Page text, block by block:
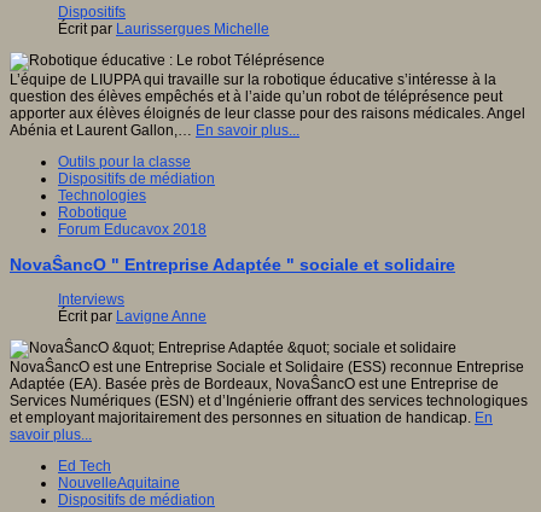
Dispositifs
Écrit par Laurissergues Michelle
L’équipe de LIUPPA qui travaille sur la robotique éducative s’intéresse à la
question des élèves empêchés et à l’aide qu’un robot de téléprésence peut
apporter aux élèves éloignés de leur classe pour des raisons médicales. Angel
Abénia et Laurent Gallon,… En savoir plus...
Outils pour la classe
Dispositifs de médiation
Technologies
Robotique
Forum Educavox 2018
NovaŜancO " Entreprise Adaptée " sociale et solidaire
Interviews
Écrit par Lavigne Anne
NovaŜancO est une Entreprise Sociale et Solidaire (ESS) reconnue Entreprise
Adaptée (EA). Basée près de Bordeaux, NovaŜancO est une Entreprise de
Services Numériques (ESN) et d’Ingénierie offrant des services technologiques
et employant majoritairement des personnes en situation de handicap. En
savoir plus...
Ed Tech
NouvelleAquitaine
Dispositifs de médiation